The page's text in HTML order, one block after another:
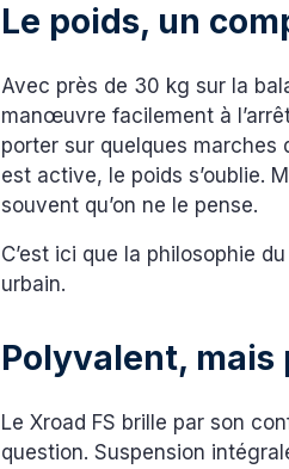
Le poids, un
Avec près de 30 kg sur la
manœuvre facilement à
porter sur quelques marches
est active, le poids s’oublie.
souvent qu’on ne le pense.
C’est ici que la philosophie
urbain.
Polyvalent,
Le Xroad FS brille par son
question. Suspension